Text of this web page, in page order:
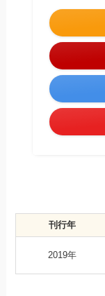
刊行年
2019年